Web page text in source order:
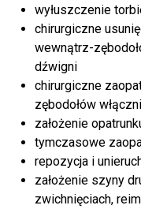
wyłuszczenie
chirurgiczne
wewnątrz-
dźwigni
chirurgiczne
zębodołów
założenie
tymczasowe
repozycja i
założenie szyny
zwichnięciach,